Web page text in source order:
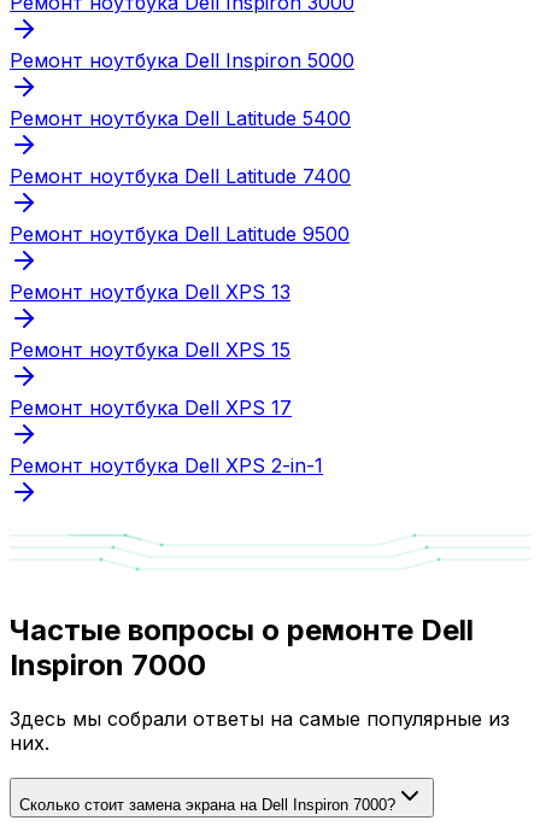
Ремонт ноутбука Dell Inspiron 5000
Ремонт ноутбука Dell Latitude 5400
Ремонт ноутбука Dell Latitude 7400
Ремонт ноутбука Dell Latitude 9500
Ремонт ноутбука Dell XPS 13
Ремонт ноутбука Dell XPS 15
Ремонт ноутбука Dell XPS 17
Ремонт ноутбука Dell XPS 2-in-1
Частые вопросы о ремонте Dell
Inspiron 7000
Здесь мы собрали ответы на самые популярные из
них.
Сколько стоит замена экрана на Dell Inspiron 7000?